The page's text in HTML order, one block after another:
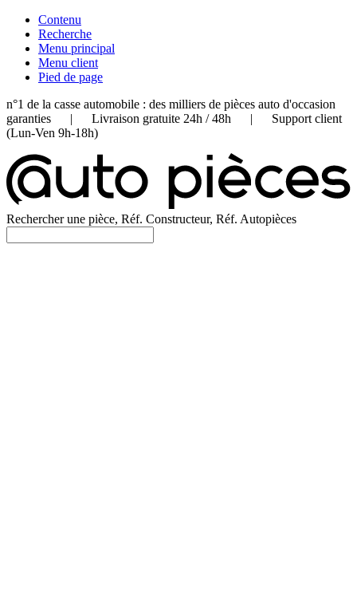
Contenu
Recherche
Menu principal
Menu client
Pied de page
n°1 de la casse automobile : des milliers de pièces auto d'occasion
garanties | Livraison gratuite 24h / 48h | Support client
(Lun-Ven 9h-18h)
Rechercher une pièce, Réf. Constructeur, Réf. Autopièces